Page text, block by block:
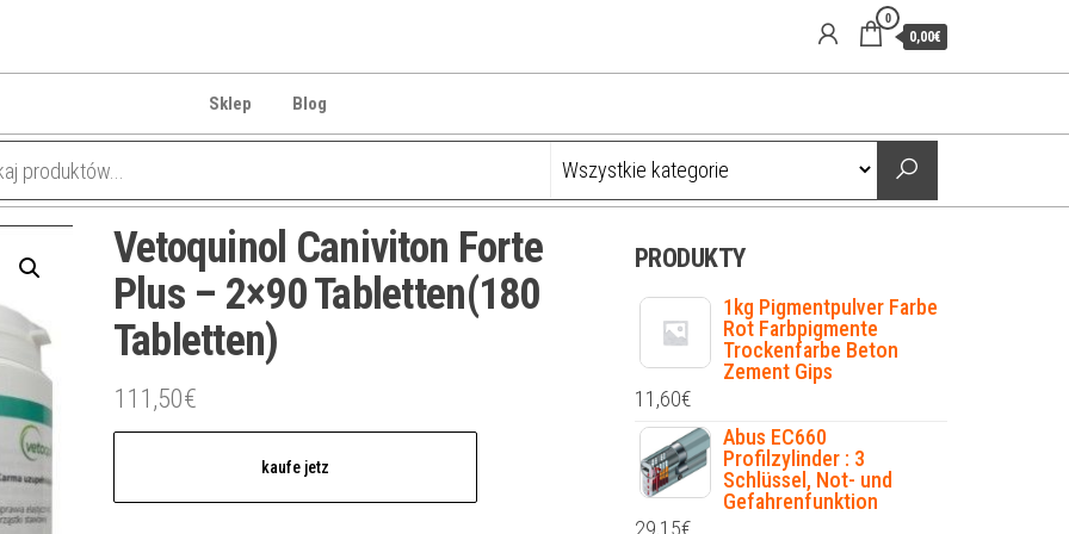
0
0,00€
Sklep Blog
Vetoquinol Caniviton Forte
Plus – 2×90 Tabletten(180
Tabletten)
111,50€
kaufe jetz
PRODUKTY
1kg Pigmentpulver Farbe
Rot Farbpigmente
Trockenfarbe Beton
Zement Gips
11,60€
Abus EC660
Profilzylinder : 3
Schlüssel, Not- und
Gefahrenfunktion
29,15€